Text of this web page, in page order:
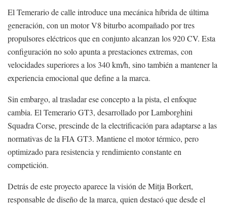
El Temerario de calle introduce una mecánica híbrida de última
generación, con un motor V8 biturbo acompañado por tres
propulsores eléctricos que en conjunto alcanzan los 920 CV. Esta
configuración no solo apunta a prestaciones extremas, con
velocidades superiores a los 340 km/h, sino también a mantener la
experiencia emocional que define a la marca.
Sin embargo, al trasladar ese concepto a la pista, el enfoque
cambia. El Temerario GT3, desarrollado por Lamborghini
Squadra Corse, prescinde de la electrificación para adaptarse a las
normativas de la FIA GT3. Mantiene el motor térmico, pero
optimizado para resistencia y rendimiento constante en
competición.
Detrás de este proyecto aparece la visión de Mitja Borkert,
responsable de diseño de la marca, quien destacó que desde el